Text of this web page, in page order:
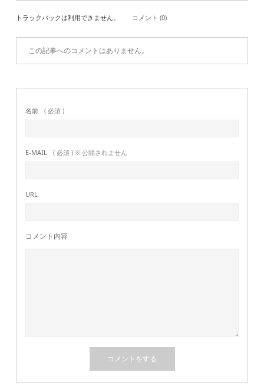
トラックバックは利用できません。 コメント (0)
この記事へのコメントはありません。
名前 ( 必須 )
E-MAIL ( 必須 ) ※ 公開されません
URL
コメント内容